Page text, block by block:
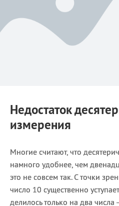
Недостаток
измерения
Многие считают, что
намного удобнее, чем
это не совсем так. С точки
число 10 существенно
делилось только на два